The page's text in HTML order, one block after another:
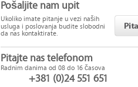
Pošaljite nam upit
Ukoliko imate pitanje u vezi naših
usluga i poslovanja budite slobodni
da nas kontaktirate.
Pitajte nas telefonom
Radnim danima od 08 do 16 časova
+381 (0)24 551 651